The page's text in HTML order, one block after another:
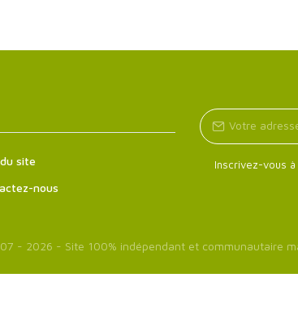
site
nous
Inscrivez-vous
- 2026 - Site 100% indépendant et communautaire